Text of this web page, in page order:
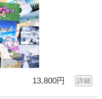
13,800円 詳細